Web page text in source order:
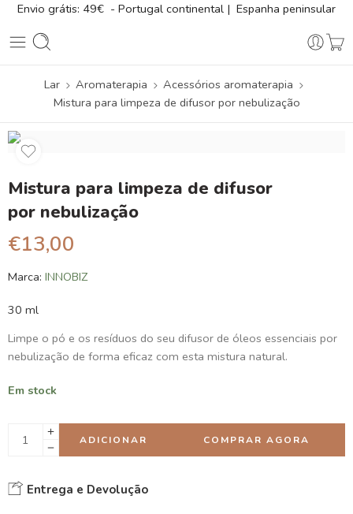
Envio grátis: 49€ - Portugal continental | Espanha peninsular
Lar Aromaterapia
Acessórios aromaterapia
Mistura para limpeza de difusor por nebulização
Mistura para limpeza de difusor
por nebulização
€13,00
Marca: INNOBIZ
30 ml
Limpe o pó e os resíduos do seu difusor de óleos essenciais por
nebulização de forma eficaz com esta mistura natural.
Em stock
ADICIONAR COMPRAR AGORA
Entrega e Devolução